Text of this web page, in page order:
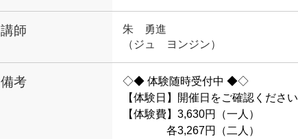
講師
朱 勇進
（ジュ ヨンジン）
備考
◇◆ 体験随時受付中 ◆◇
【体験日】開催日をご確認ください
【体験費】3,630円（一人）
各3,267円（二人）